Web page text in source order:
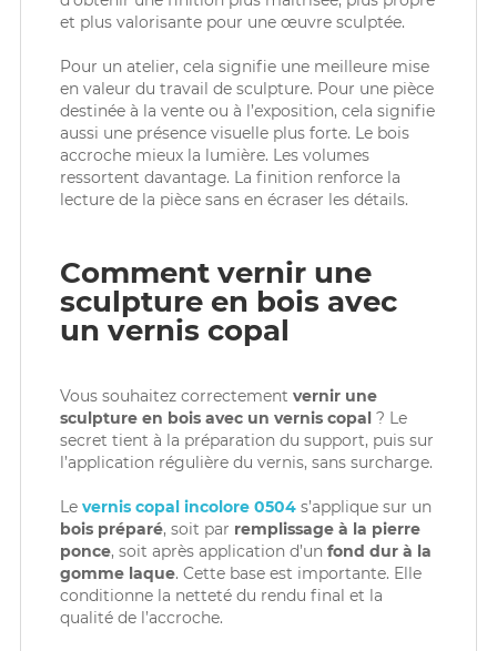
et plus valorisante pour une œuvre sculptée.
Pour un atelier, cela signifie une meilleure mise
en valeur du travail de sculpture. Pour une pièce
destinée à la vente ou à l’exposition, cela signifie
aussi une présence visuelle plus forte. Le bois
accroche mieux la lumière. Les volumes
ressortent davantage. La finition renforce la
lecture de la pièce sans en écraser les détails.
Comment vernir une
sculpture en bois avec
un vernis copal
Vous souhaitez correctement vernir une
sculpture en bois avec un vernis copal ? Le
secret tient à la préparation du support, puis sur
l’application régulière du vernis, sans surcharge.
Le vernis copal incolore 0504s’applique sur un
bois préparé, soit par remplissage à la pierre
ponce, soit après application d’un fond dur à la
gomme laque. Cette base est importante. Elle
conditionne la netteté du rendu final et la
qualité de l’accroche.